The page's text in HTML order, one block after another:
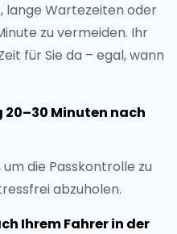
lange Wartezeiten oder
zu vermeiden. Ihr
für Sie da – egal, wann
20–30 Minuten nach
die Passkontrolle zu
abzuholen.
Ihrem Fahrer in der